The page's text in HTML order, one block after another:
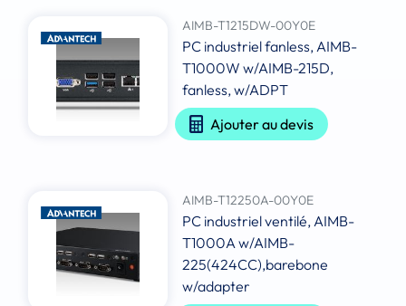
AIMB-T1215DW-00Y0E
PC industriel fanless, AIMB-
T1000W w/AIMB-215D,
fanless, w/ADPT
Ajouter au devis
AIMB-T12250A-00Y0E
PC industriel ventilé, AIMB-
T1000A w/AIMB-
225(424CC),barebone
w/adapter